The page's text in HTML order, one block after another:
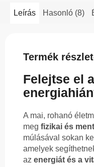
Leírás Hasonló (8)
Termék
Felejtse el
A mai, rohanó
meg fizikai és
múlásával sokan
amelyek
az energiát és a